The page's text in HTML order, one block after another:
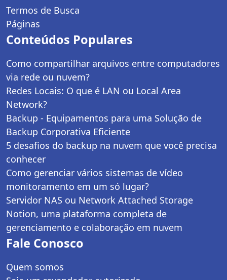
Termos de Busca
Páginas
Conteúdos Populares
Como compartilhar arquivos entre computadores
via rede ou nuvem?
Redes Locais: O que é LAN ou Local Area
Network?
Backup - Equipamentos para uma Solução de
Backup Corporativa Eficiente
5 desafios do backup na nuvem que você precisa
conhecer
Como gerenciar vários sistemas de vídeo
monitoramento em um só lugar?
Servidor NAS ou Network Attached Storage
Notion, uma plataforma completa de
gerenciamento e colaboração em nuvem
Fale Conosco
Quem somos